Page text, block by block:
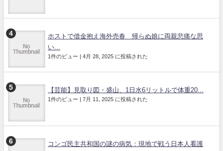
ホストで借金抱え海外売春 帰らぬ娘に両親悲痛な思
い...
1件のビュー 4月 28, 2025 に投稿された
【芸能】見取り図・盛山、1日水6リットルで体重20...
1件のビュー 7月 11, 2025 に投稿された
コンゴ民主共和国の謎の病気：現地で戦う日本人看護